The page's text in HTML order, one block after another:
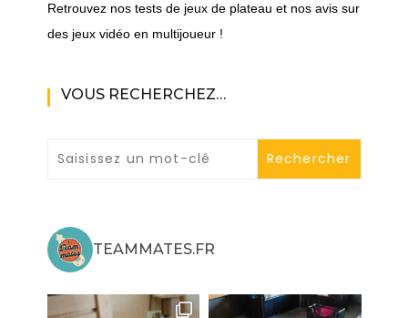
Retrouvez nos tests de jeux de plateau et nos avis sur
des jeux vidéo en multijoueur !
VOUS RECHERCHEZ…
TEAMMATES.FR